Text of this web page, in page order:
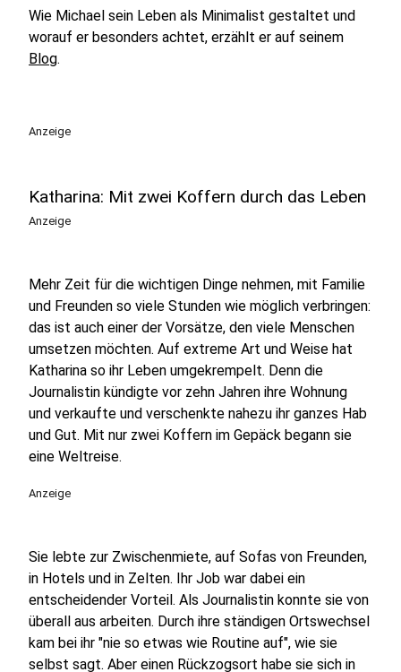
Wie Michael sein Leben als Minimalist gestaltet und
worauf er besonders achtet, erzählt er auf seinem
Blog.
Anzeige
Katharina: Mit zwei Koffern durch das Leben
Anzeige
Mehr Zeit für die wichtigen Dinge nehmen, mit Familie
und Freunden so viele Stunden wie möglich verbringen:
das ist auch einer der Vorsätze, den viele Menschen
umsetzen möchten. Auf extreme Art und Weise hat
Katharina so ihr Leben umgekrempelt. Denn die
Journalistin kündigte vor zehn Jahren ihre Wohnung
und verkaufte und verschenkte nahezu ihr ganzes Hab
und Gut. Mit nur zwei Koffern im Gepäck begann sie
eine Weltreise.
Anzeige
Sie lebte zur Zwischenmiete, auf Sofas von Freunden,
in Hotels und in Zelten. Ihr Job war dabei ein
entscheidender Vorteil. Als Journalistin konnte sie von
überall aus arbeiten. Durch ihre ständigen Ortswechsel
kam bei ihr "nie so etwas wie Routine auf", wie sie
selbst sagt. Aber einen Rückzogsort habe sie sich in